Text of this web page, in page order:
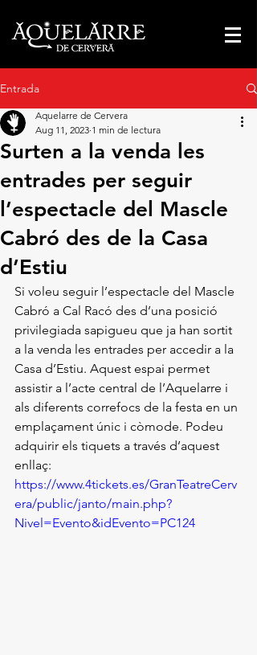
Entrada
Surten a la venda les
entrades per seguir
l’espectacle del Mascle
Cabró des de la Casa
d’Estiu
Aquelarre de Cervera
Aug 11, 2023 1 min de lectura
Si voleu seguir l’espectacle del Mascle
Cabró a Cal Racó des d’una posició
privilegiada sapigueu que ja han sortit
a la venda les entrades per accedir a la
Casa d’Estiu. Aquest espai permet
assistir a l’acte central de l’Aquelarre i
als diferents correfocs de la festa en un
emplaçament únic i còmode. Podeu
adquirir els tiquets a través d’aquest
enllaç:
https://www.4tickets.es/GranTeatreCerv
era/public/janto/main.php?
Nivel=Evento&idEvento=PC124